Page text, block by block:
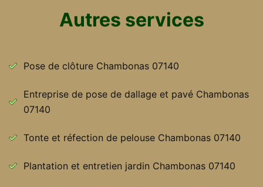
Autres services
Pose de clôture Chambonas 07140
Entreprise de pose de dallage et pavé Chambonas
07140
Tonte et réfection de pelouse Chambonas 07140
Plantation et entretien jardin Chambonas 07140